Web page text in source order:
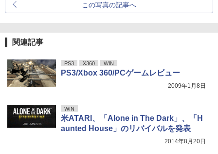
この写真の記事へ
関連記事
PS3 X360 WIN
PS3/Xbox 360/PCゲームレビュー
2009年1月8日
WIN
米ATARI、「Alone in The Dark」、「H
aunted House」のリバイバルを発表
2014年8月20日